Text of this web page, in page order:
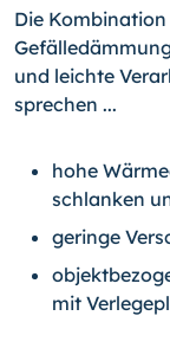
Die
und leichte
sprechen ...
hohe
schlanken
geringe
mit